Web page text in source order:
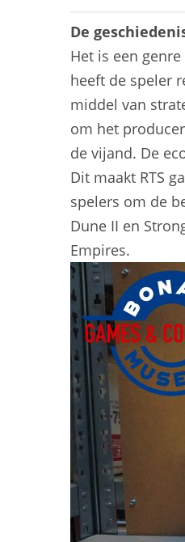
De
Het is een
heeft de speler
middel van
om het
de vijand. De
Dit maakt RTS
spelers om de
Dune II en
Empires.